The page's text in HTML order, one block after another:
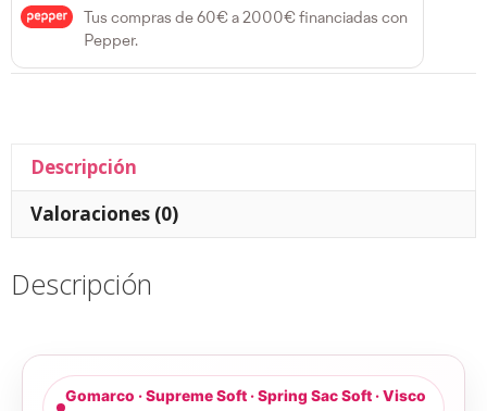
Tus compras de 60€ a 2000€ financiadas con
Pepper.
Descripción
Valoraciones (0)
Descripción
Gomarco · Supreme Soft · Spring Sac Soft · Visco